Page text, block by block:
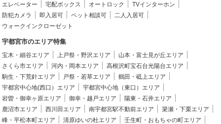
エレベーター
宅配ボックス オートロック
TVインターホン
防犯カメラ
即入居可 ペット相談可
二人入居可
ウォークインクローゼット
宇都宮市のエリア特集
宝木・細谷エリア 上戸祭・野沢エリア
山本・富士見が丘エリア
さくら市エリア
河内・岡本エリア
高根沢町宝石台光陽台エリア
駒生・下荒針エリア
戸祭・若草エリア
鶴田・砥上エリア
宇都宮中心地(西口）エリア
宇都宮中心地（東口）エリア
岩曽・御幸ヶ原エリア
御幸・越戸エリア
陽東・石井エリア
鹿沼市エリア
西川田エリア 南宇都宮駅不動前エリア
簗瀬・下栗エリア
峰・平松本町エリア
清原ゆいの杜エリア
壬生町・おもちゃの町エリア